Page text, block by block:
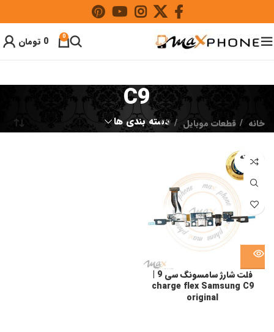
0
0 تومان
C9
دسته بندی ها خانه قطعات موبایل C9
فروخته
شده
فلت شارژ سامسونگ سی 9 |
charge flex Samsung C9
original